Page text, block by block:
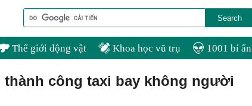
Thế giới động vật Khoa học vũ trụ 1001 bí ẩn
công taxi bay không người